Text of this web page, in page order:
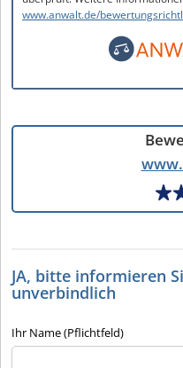
www.anwalt.de/
JA, bitte informieren
unverbindlich
Ihr Name (Pflichtfeld)